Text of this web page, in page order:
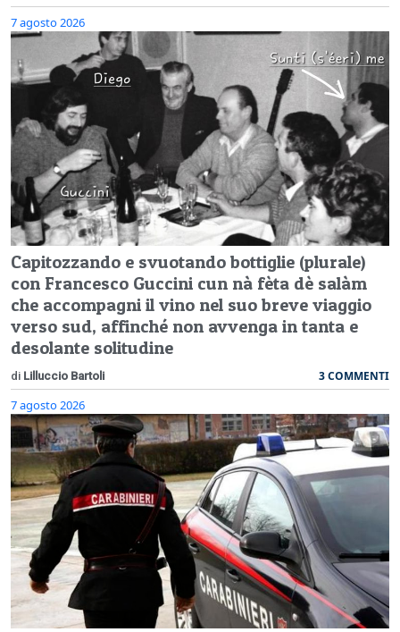
7 agosto 2026
Capitozzando e svuotando bottiglie (plurale)
con Francesco Guccini cun nà fèta dè salàm
che accompagni il vino nel suo breve viaggio
verso sud, affinché non avvenga in tanta e
desolante solitudine
di Lilluccio Bartoli 3 COMMENTI
7 agosto 2026